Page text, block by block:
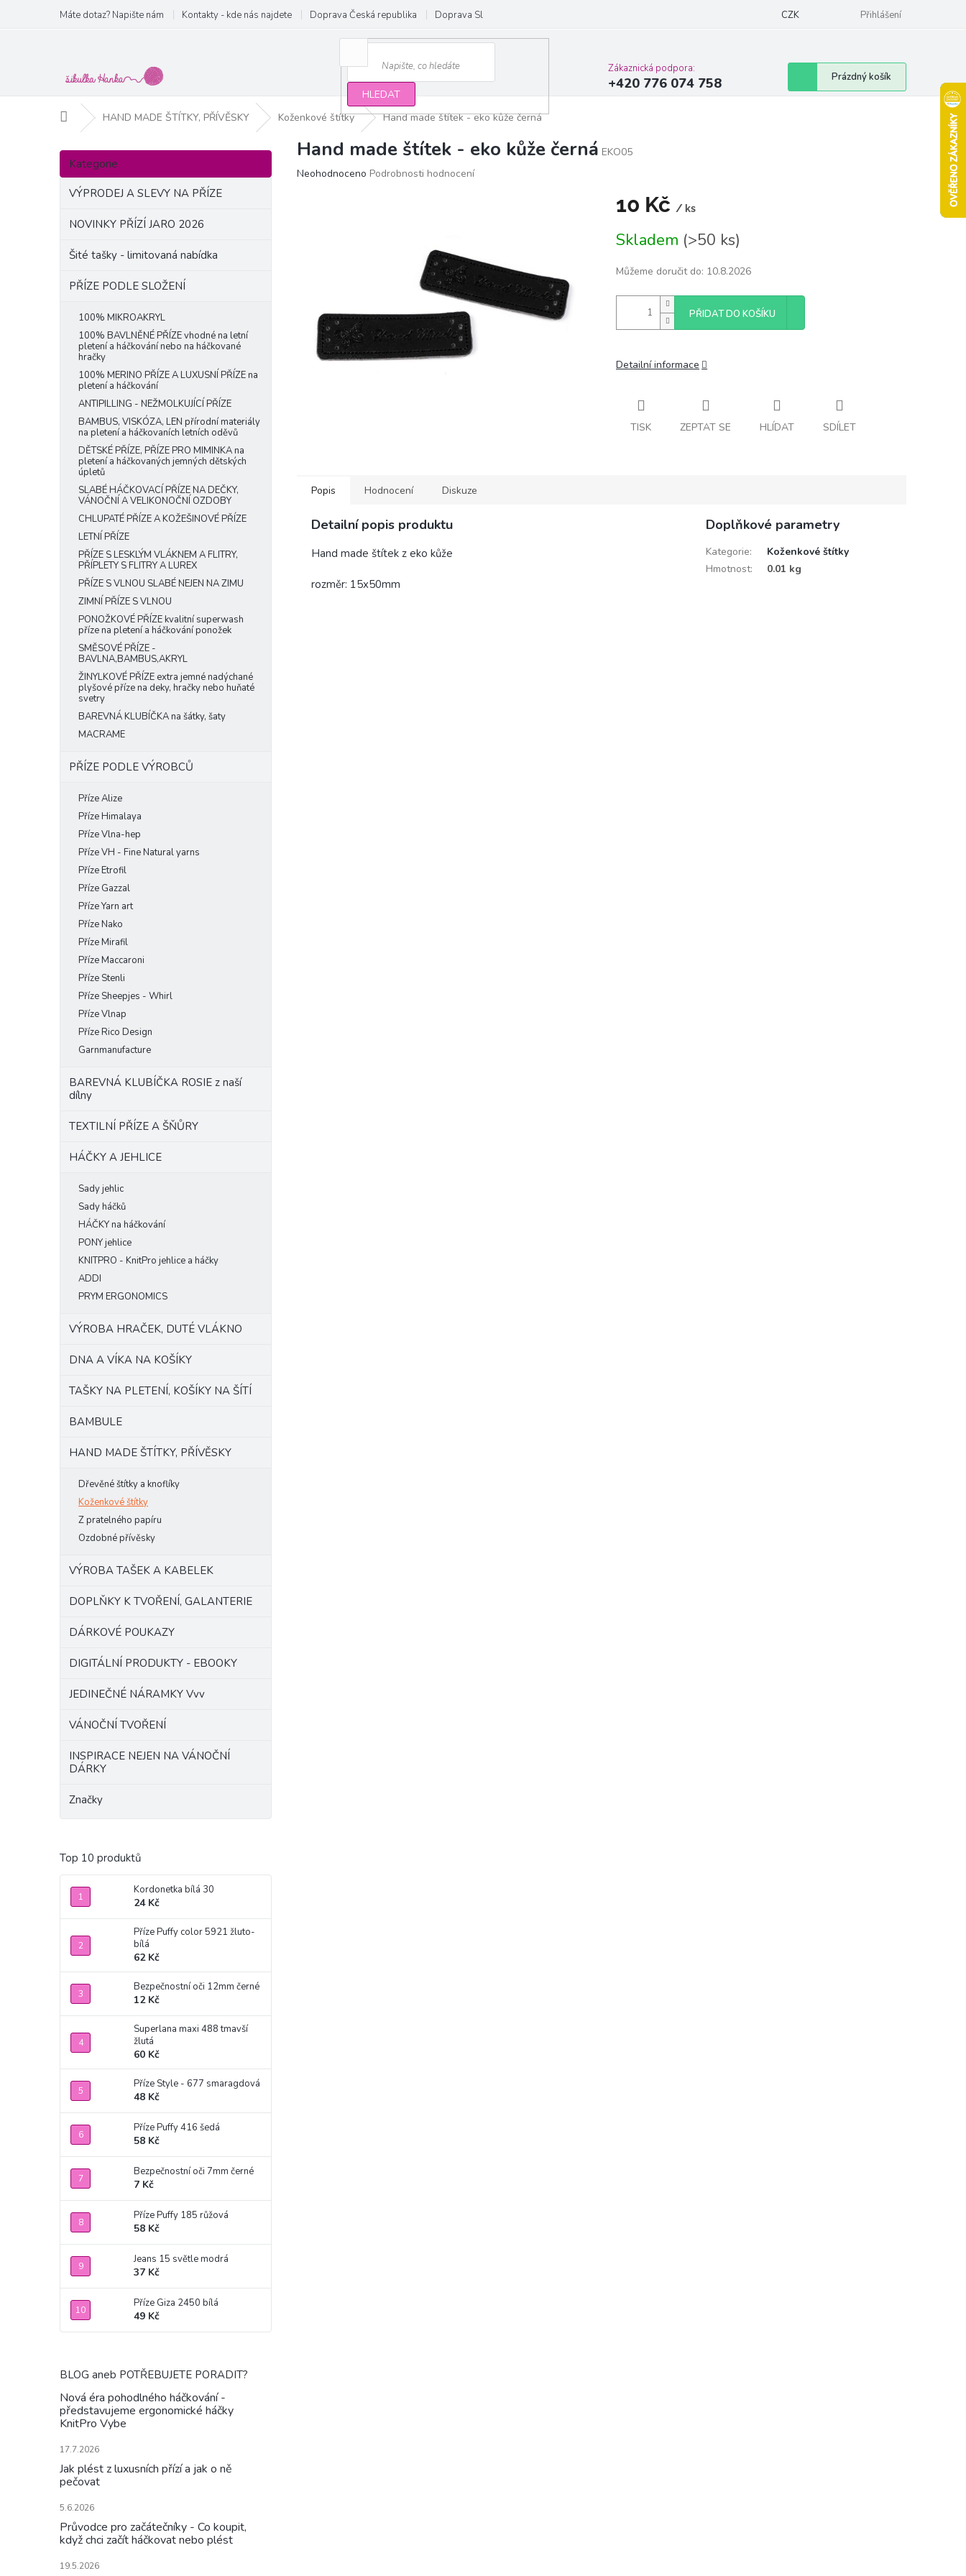
obsah
Máte dotaz? Napište nám Kontakty - kde nás najdete Doprava Česká republika Doprava Slovensko a EU Podmínky ochrany osobních údajů Moje objednávka
CZK Přihlášení
HLEDAT
Zákaznická podpora:
+420 776 074 758
Nákupní
košík
Prázdný košík
Domů HAND MADE ŠTÍTKY, PŘÍVĚSKY Koženkové štítky Hand made štítek - eko kůže černá
P
s
Přeskočit
kategorie
Kategorie
VÝPRODEJ A SLEVY NA PŘÍZE
NOVINKY PŘÍZÍ JARO 2026
Šité tašky - limitovaná nabídka
PŘÍZE PODLE SLOŽENÍ
100% MIKROAKRYL
100% BAVLNĚNÉ PŘÍZE vhodné na letní
pletení a háčkování nebo na háčkované
hračky
100% MERINO PŘÍZE A LUXUSNÍ PŘÍZE na
pletení a háčkování
ANTIPILLING - NEŽMOLKUJÍCÍ PŘÍZE
BAMBUS, VISKÓZA, LEN přírodní materiály
na pletení a háčkovaních letních oděvů
DĚTSKÉ PŘÍZE, PŘÍZE PRO MIMINKA na
pletení a háčkovaných jemných dětských
úpletů
SLABÉ HÁČKOVACÍ PŘÍZE NA DEČKY,
VÁNOČNÍ A VELIKONOČNÍ OZDOBY
CHLUPATÉ PŘÍZE A KOŽEŠINOVÉ PŘÍZE
LETNÍ PŘÍZE
PŘÍZE S LESKLÝM VLÁKNEM A FLITRY,
PŘÍPLETY S FLITRY A LUREX
PŘÍZE S VLNOU SLABÉ NEJEN NA ZIMU
ZIMNÍ PŘÍZE S VLNOU
PONOŽKOVÉ PŘÍZE kvalitní superwash
příze na pletení a háčkování ponožek
SMĚSOVÉ PŘÍZE -
BAVLNA,BAMBUS,AKRYL
ŽINYLKOVÉ PŘÍZE extra jemné nadýchané
plyšové příze na deky, hračky nebo huňaté
svetry
BAREVNÁ KLUBÍČKA na šátky, šaty
MACRAME
PŘÍZE PODLE VÝROBCŮ
Příze Alize
Příze Himalaya
Příze Vlna-hep
Příze VH - Fine Natural yarns
Příze Etrofil
Příze Gazzal
Příze Yarn art
Příze Nako
Příze Mirafil
Příze Maccaroni
Příze Stenli
Příze Sheepjes - Whirl
Příze Vlnap
Příze Rico Design
Garnmanufacture
BAREVNÁ KLUBÍČKA ROSIE z naší
dílny
TEXTILNÍ PŘÍZE A ŠŇŮRY
HÁČKY A JEHLICE
Sady jehlic
Sady háčků
HÁČKY na háčkování
PONY jehlice
KNITPRO - KnitPro jehlice a háčky
ADDI
PRYM ERGONOMICS
VÝROBA HRAČEK, DUTÉ VLÁKNO
DNA A VÍKA NA KOŠÍKY
TAŠKY NA PLETENÍ, KOŠÍKY NA ŠÍTÍ
BAMBULE
HAND MADE ŠTÍTKY, PŘÍVĚSKY
Dřevěné štítky a knoflíky
Koženkové štítky
Z pratelného papíru
Ozdobné přívěsky
VÝROBA TAŠEK A KABELEK
DOPLŇKY K TVOŘENÍ, GALANTERIE
DÁRKOVÉ POUKAZY
DIGITÁLNÍ PRODUKTY - EBOOKY
JEDINEČNÉ NÁRAMKY Vvv
VÁNOČNÍ TVOŘENÍ
INSPIRACE NEJEN NA VÁNOČNÍ
DÁRKY
Značky
Top 10 produktů
Kordonetka bílá 30
24 Kč
Příze Puffy color 5921 žluto-
bílá
62 Kč
Bezpečnostní oči 12mm černé
12 Kč
Superlana maxi 488 tmavší
žlutá
60 Kč
Příze Style - 677 smaragdová
48 Kč
Příze Puffy 416 šedá
58 Kč
Bezpečnostní oči 7mm černé
7 Kč
Příze Puffy 185 růžová
58 Kč
Jeans 15 světle modrá
37 Kč
Příze Giza 2450 bílá
49 Kč
BLOG aneb POTŘEBUJETE PORADIT?
Nová éra pohodlného háčkování -
představujeme ergonomické háčky
KnitPro Vybe
17.7.2026
Jak plést z luxusních přízí a jak o ně
pečovat
5.6.2026
Průvodce pro začátečníky - Co koupit,
když chci začít háčkovat nebo plést
19.5.2026
Hand made štítek - eko kůže černá EKO05
Průměrné
Neohodnoceno Podrobnosti hodnocení
10 Kč / ks
cena:
Skladem (>50 ks)
Můžeme doručit do: 10.8.2026
PŘIDAT DO KOŠÍKU
Detailní informace
TISK ZEPTAT SE HLÍDAT SDÍLET
Popis Hodnocení Diskuze
Detailní popis produktu
Hand made štítek z eko kůže
rozměr: 15x50mm
Doplňkové parametry
Kategorie:
Koženkové štítky
Hmotnost: 0.01 kg